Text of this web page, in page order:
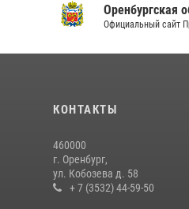
Оренбургская
Официальный сайт
КОНТАКТЫ
460000
г. Оренбург,
ул. Кобозева д. 58
+ 7 (3532) 44-59-50